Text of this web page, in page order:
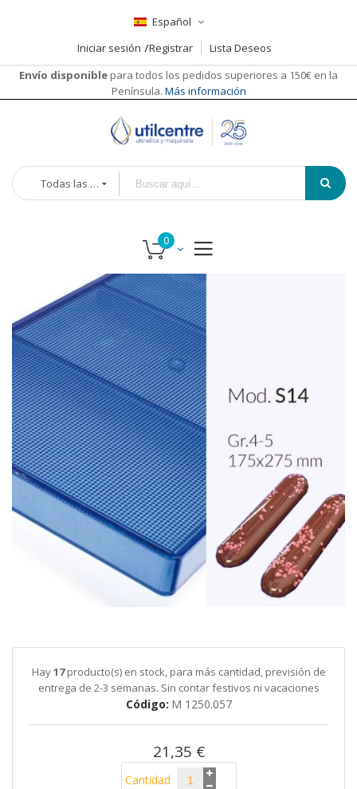
Español
Iniciar sesión
Registrar
Lista Deseos
Envío disponible para todos los pedidos superiores a 150€ en la
Península. Más información
Todas las categorías
final
de
la
galería
de
imágenes
comienzo
galería
imágenes
Hay17producto(s) en stock, para más cantidad, previsión de
entrega de 2-3 semanas. Sin contar festivos ni vacaciones
Código M 1250.057
21,35 €
Cantidad